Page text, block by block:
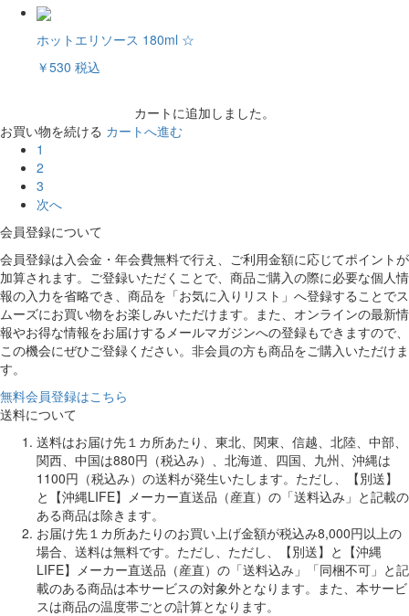
ホットエリソース 180ml ☆
￥530 税込
カートに追加しました。
お買い物を続ける カートへ進む
1
2
3
次へ
会員登録について
会員登録は入会金・年会費無料で行え、ご利用金額に応じてポイントが
加算されます。ご登録いただくことで、商品ご購入の際に必要な個人情
報の入力を省略でき、商品を「お気に入りリスト」へ登録することでス
ムーズにお買い物をお楽しみいただけます。また、オンラインの最新情
報やお得な情報をお届けするメールマガジンへの登録もできますので、
この機会にぜひご登録ください。非会員の方も商品をご購入いただけま
す。
無料会員登録はこちら
送料について
送料はお届け先１カ所あたり、東北、関東、信越、北陸、中部、
関西、中国は880円（税込み）、北海道、四国、九州、沖縄は
1100円（税込み）の送料が発生いたします。ただし、【別送】
と【沖縄LIFE】メーカー直送品（産直）の「送料込み」と記載の
ある商品は除きます。
お届け先１カ所あたりのお買い上げ金額が税込み8,000円以上の
場合、送料は無料です。ただし、ただし、【別送】と【沖縄
LIFE】メーカー直送品（産直）の「送料込み」「同梱不可」と記
載のある商品は本サービスの対象外となります。また、本サービ
スは商品の温度帯ごとの計算となります。